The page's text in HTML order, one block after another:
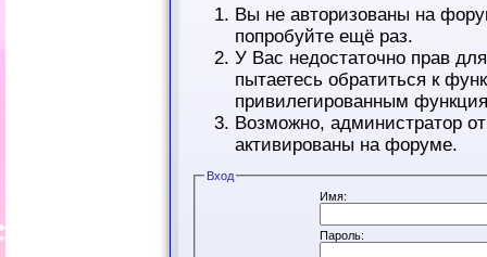
Вы не авторизованы на
попробуйте ещё раз.
У Вас недостаточно прав
пытаетесь обратиться к
привилегированным
Возможно, администратор
активированы на форуме.
Вход
Имя:
Пароль: